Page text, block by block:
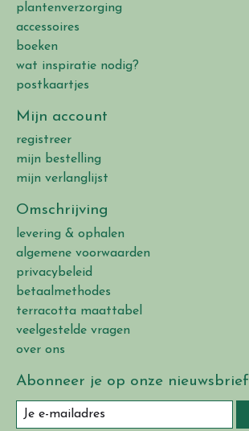
plantenverzorging
accessoires
boeken
wat inspiratie nodig?
postkaartjes
Mijn account
registreer
mijn bestelling
mijn verlanglijst
Omschrijving
levering & ophalen
algemene voorwaarden
privacybeleid
betaalmethodes
terracotta maattabel
veelgestelde vragen
over ons
Abonneer je op onze nieuwsbrief